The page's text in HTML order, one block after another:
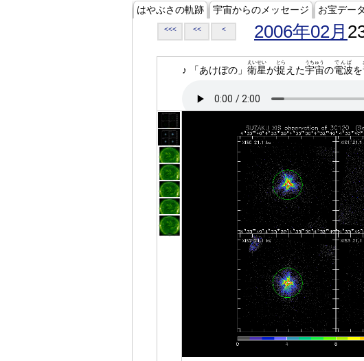
はやぶさの軌跡 宇宙からのメッセージ お宝データ
<<< << < 2006年02月
♪ 「あけぼの」 衛星
えいせい
が捉
とら
えた宇宙
うちゅう
の電波
でんぱ
を